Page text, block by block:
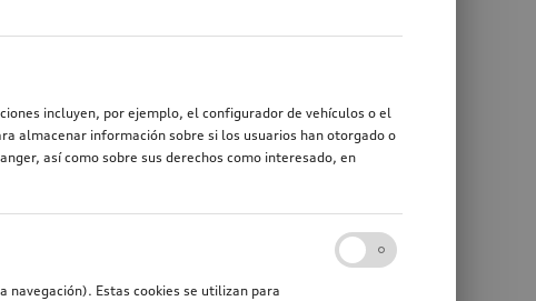
incluyen, por ejemplo, el configurador de vehículos o el
almacenar información sobre si los usuarios han otorgado o
así como sobre sus derechos como interesado, en
Estas cookies se utilizan para